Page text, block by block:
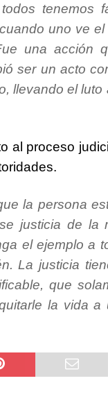
tenemos
uno ve el
una acción
ser un acto
llevando el luto
al proceso
la persona
justicia de la
el ejemplo a
La justicia
que
la vida a